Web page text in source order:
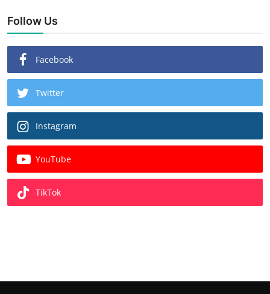
Follow Us
Facebook
Twitter
Instagram
YouTube
TikTok